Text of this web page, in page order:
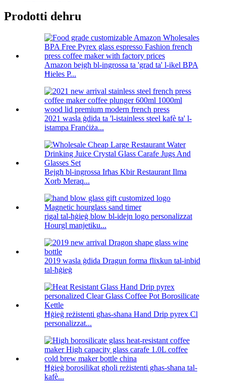
Prodotti dehru
Amazon bejgħ bl-ingrossa ta 'grad ta' l-ikel BPA
Ħieles P...
2021 wasla ġdida ta 'l-istainless steel kafè ta' l-
istampa Franċiża...
Bejgħ bl-ingrossa Irħas Kbir Restaurant Ilma
Xorb Meraq...
rigal tal-ħġieġ blow bl-idejn logo personalizzat
Hourgl manjetiku...
2019 wasla ġdida Dragun forma flixkun tal-inbid
tal-ħġieġ
Ħġieġ reżistenti għas-sħana Hand Drip pyrex Cl
personalizzat...
Ħġieġ borosilikat għoli reżistenti għas-sħana tal-
kafè...